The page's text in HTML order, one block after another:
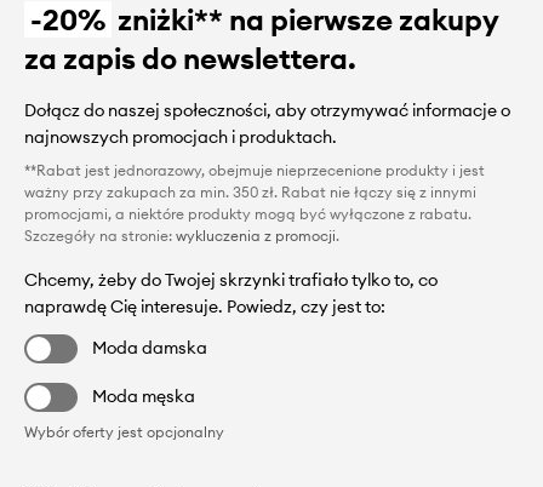
-20% zniżki** na pierwsze zakupy
za zapis do newslettera.
Dołącz do naszej społeczności, aby otrzymywać informacje o
najnowszych promocjach i produktach.
**Rabat jest jednorazowy, obejmuje nieprzecenione produkty i jest
ważny przy zakupach za min. 350 zł. Rabat nie łączy się z innymi
promocjami, a niektóre produkty mogą być wyłączone z rabatu.
Szczegóły na stronie: wykluczenia z promocji.
Chcemy, żeby do Twojej skrzynki trafiało tylko to, co
naprawdę Cię interesuje. Powiedz, czy jest to:
Moda damska
Moda męska
Wybór oferty jest opcjonalny